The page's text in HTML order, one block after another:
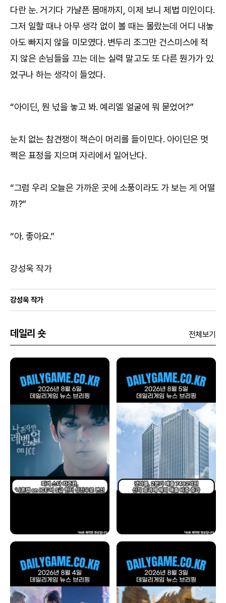
다란 눈. 거기다 가냘픈 몸매까지, 이제 보니 제법 미인이다.
그저 일할 때나 아무 생각 없이 볼 때는 몰랐는데 어디 내놓
아도 빠지지 않을 미모였다. 변두리 조그만 건스미스에 적
지 않은 손님들을 끄는 데는 실력 말고도 또 다른 뭔가가 있
었구나 하는 생각이 들었다.
“아이딘, 뭔 넋을 놓고 봐. 예리엘 얼굴에 뭐 묻었어?”
눈치 없는 참견쟁이 잭슨이 머리를 들이민다. 아이딘은 멋
쩍은 표정을 지으며 자리에서 일어난다.
“그럼 우리 오늘은 가까운 곳에 소풍이라도 가 보는 게 어떨
까?”
“아. 좋아요.”
강성욱 작가
강성욱 작가
데일리 숏 전체보기